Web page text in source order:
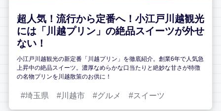
超人気！流行から定番へ！小江戸川越観光
には「川越プリン」の絶品スイーツが外せ
ない！
小江戸川越観光の新定番「川越プリン」を徹底紹介。創業6年で人気急
上昇中の絶品スイーツ。濃厚なめらかな口当たりと絶妙な甘さが特徴
の名物プリンを川越散策のお供に！
埼玉県 川越市 グルメ スイーツ